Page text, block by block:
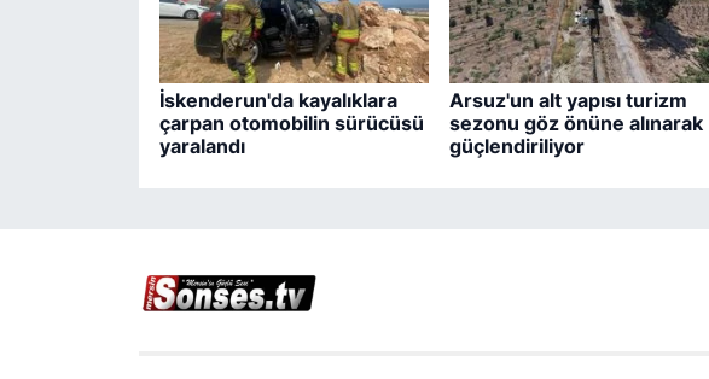
İskenderun'da kayalıklara
çarpan otomobilin sürücüsü
yaralandı
Arsuz'un alt yapısı turizm
sezonu göz önüne alınarak
güçlendiriliyor